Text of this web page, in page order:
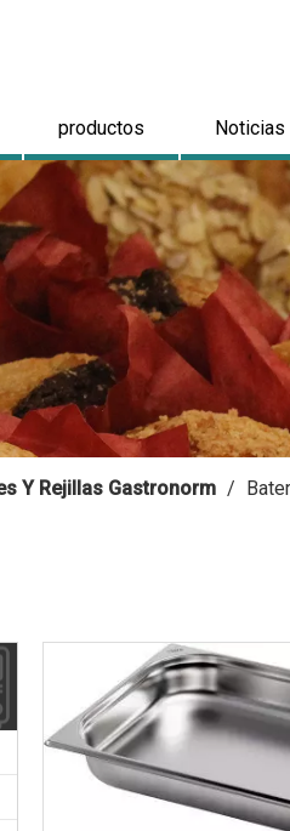
productos Noticias
Y Rejillas Gastronorm /